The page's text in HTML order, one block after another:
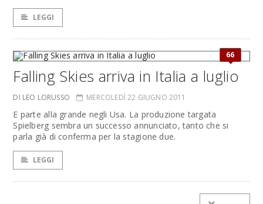
LEGGI
66
Falling Skies arriva in Italia a luglio
DI LEO LORUSSO MERCOLEDÌ 22 GIUGNO 2011
E parte alla grande negli Usa. La produzione targata
Spielberg sembra un successo annunciato, tanto che si
parla già di conferma per la stagione due.
LEGGI